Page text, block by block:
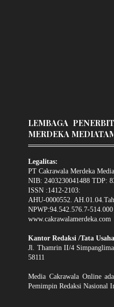
LEMBAGA
MERDEKA
Legalitas:
PT Cakrawala Merdeka
NIB: 2403230041488 TDP:
ISSN :1412-2103:
AHU-0000552.
NPWP:94.542.576.7-514.000
www.cakrawalamerdeka.com
Kantor Redaksi /Tata
Jl. Thamrin II/4
58111
Media Cakrawala Online
Pemimpin Redaksi Nasional